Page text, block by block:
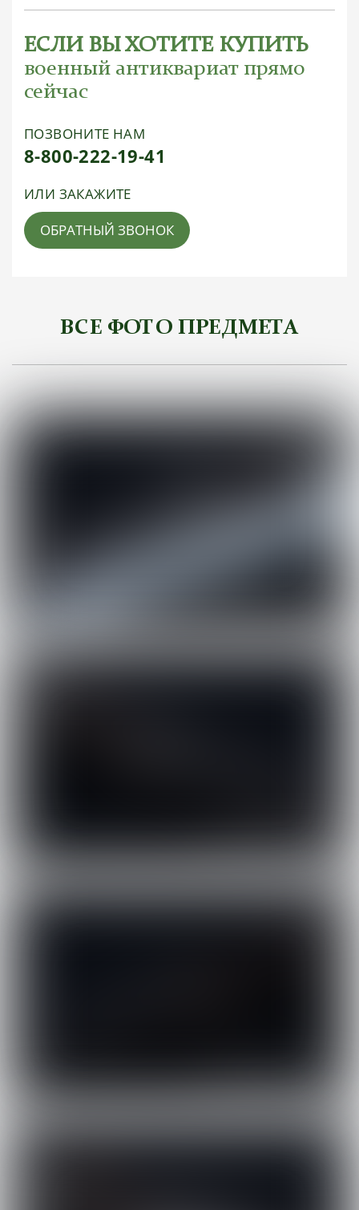
ЕСЛИ ВЫ ХОТИТЕ КУПИТЬ
военный антиквариат прямо
сейчас
ПОЗВОНИТЕ НАМ
8-800-222-19-41
ИЛИ ЗАКАЖИТЕ
ОБРАТНЫЙ ЗВОНОК
ВСЕ ФОТО ПРЕДМЕТА